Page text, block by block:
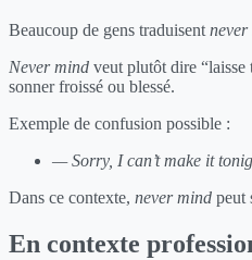
Beaucoup de gens traduisent
Never mind veut plutôt dire “laisse
sonner froissé ou blessé.
Exemple de confusion possible :
— Sorry, I can’t make it
Dans ce contexte, never mind peut
En contexte